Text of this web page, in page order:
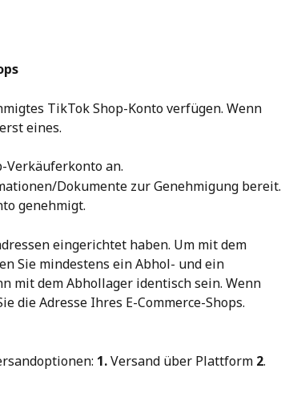
TikTok Shop-Konto verfügen. Wenn
eines.
Verkäuferkonto an.
Dokumente zur Genehmigung bereit.
genehmigt.
eingerichtet haben. Um mit dem
Sie mindestens ein Abhol- und ein
mit dem Abhollager identisch sein. Wenn
die Adresse Ihres E-Commerce-Shops.
1. Versand über Plattform 2.